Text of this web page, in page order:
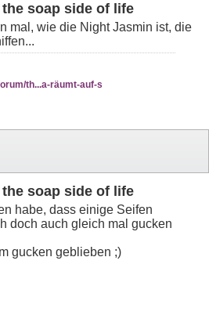
soap side of life
mal, wie die Night Jasmin ist, die
th...a-räumt-auf-s
soap side of life
habe, dass einige Seifen
doch auch gleich mal gucken
gucken geblieben ;)